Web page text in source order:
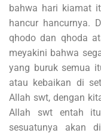
bahwa hari kiamat
hancur hancurnya.
qhodo dan qhoda
meyakini bahwa
yang buruk semua
atau kebaikan di
Allah swt, dengan
Allah swt entah
sesuatunya akan